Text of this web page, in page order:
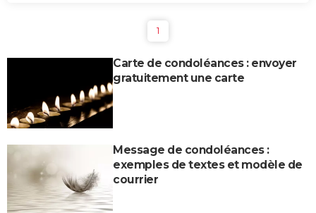
1
Carte de condoléances : envoyer
gratuitement une carte
Message de condoléances :
exemples de textes et modèle de
courrier